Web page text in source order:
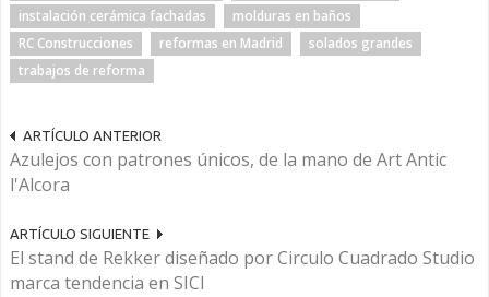
instalación cerámica fachadas
molduras en baños
RC Construcciones
reformas en Madrid
solados grandes
trabajos de reforma
ARTÍCULO ANTERIOR
Azulejos con patrones únicos, de la mano de Art Antic
l'Alcora
ARTÍCULO SIGUIENTE
El stand de Rekker diseñado por Circulo Cuadrado Studio
marca tendencia en SICI